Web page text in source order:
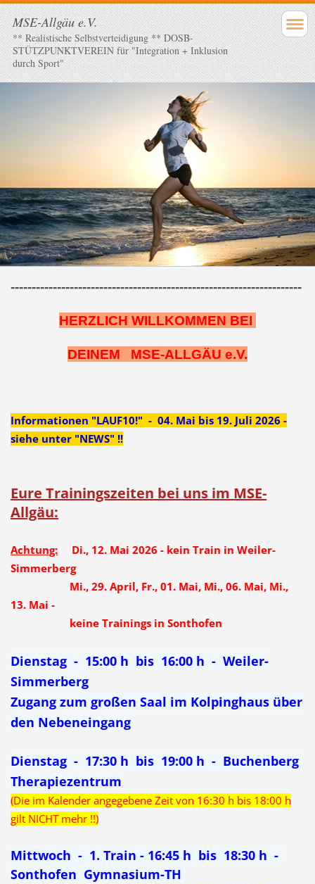
MSE-Allgäu e.V.
** Realistische Selbstverteidigung ** DOSB-
STÜTZPUNKTVEREIN für "Integration + Inklusion
durch Sport"
---------------------------------------------------------------------
HERZLICH WILLKOMMEN BEI
DEINEM MSE-ALLGÄU e.V.
Informationen "LAUF10!" - 04. Mai bis 19. Juli 2026 -
siehe unter "NEWS" !!
Eure Trainingszeiten bei uns im MSE-
Allgäu:
Achtung:Di., 12. Mai 2026 - kein Train in Weiler-
Simmerberg
Mi., 29. April, Fr., 01. Mai, Mi., 06. Mai, Mi.,
13. Mai -
keine Trainings in Sonthofen
Dienstag - 15:00 h bis 16:00 h - Weiler-
Simmerberg
Zugang zum großen Saal im Kolpinghaus über
den Nebeneingang
Dienstag - 17:30 h bis 19:00 h - Buchenberg
Therapiezentrum
(Die im Kalender angegebene Zeit von 16:30 h bis 18:00 h
gilt NICHT mehr !!)
Mittwoch - 1. Train - 16:45 h bis 18:30 h -
Sonthofen Gymnasium-TH